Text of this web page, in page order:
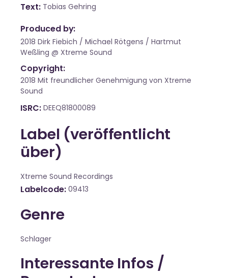
Text Tobias Gehring
Produced by:
2018 Dirk Fiebich / Michael Rötgens / Hartmut
Weßling @ Xtreme Sound
Copyright:
2018 Mit freundlicher Genehmigung von Xtreme
Sound
ISRC DEEQ81800089
Label (veröffentlicht
über)
Xtreme Sound Recordings
Labelcode 09413
Genre
Schlager
Interessante Infos /